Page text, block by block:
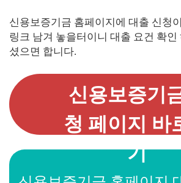
신용보증기금 홈페이지에 대출 신청
링크 남겨 놓을터이니 대출 요건 확인
셨으면 합니다.
신용보증기
청 페이지 바
기